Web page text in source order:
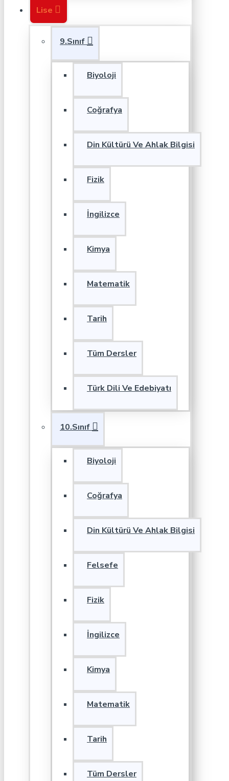
Lise
9.Sınıf
Biyoloji
Coğrafya
Din Kültürü Ve Ahlak Bilgisi
Fizik
İngilizce
Kimya
Matematik
Tarih
Tüm Dersler
Türk Dili Ve Edebiyatı
10.Sınıf
Biyoloji
Coğrafya
Din Kültürü Ve Ahlak Bilgisi
Felsefe
Fizik
İngilizce
Kimya
Matematik
Tarih
Tüm Dersler